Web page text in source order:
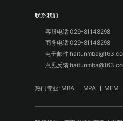
联系我们
客服电话 029-81148298
商务电话 029-81148298
电子邮件
意见反馈
热门专业: MBA MPA MEM